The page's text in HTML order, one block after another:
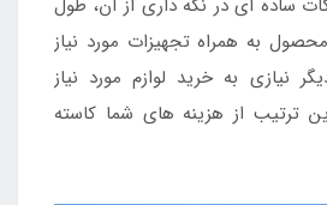
ساده ای در نگه داری از آن، طول
به همراه تجهیزات مورد نیاز
نیازی به خرید لوازم مورد نیاز
ترتیب از هزینه های شما کاسته